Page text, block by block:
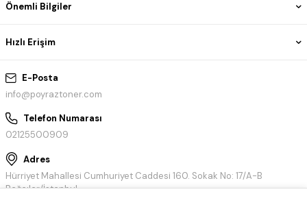
E-Posta
info@poyraztoner.com
Telefon Numarası
02125500909
Adres
Hürriyet Mahallesi Cumhuriyet Caddesi 160. Sokak No: 17/A-B
Bağcılar/İstanbul
Önemli Bilgiler
Hızlı Erişim